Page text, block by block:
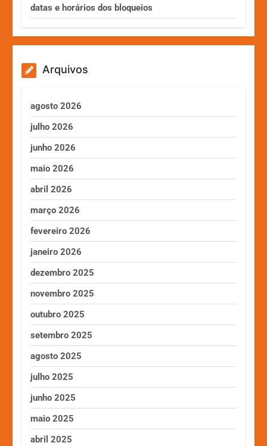
datas e horários dos bloqueios
Arquivos
agosto 2026
julho 2026
junho 2026
maio 2026
abril 2026
março 2026
fevereiro 2026
janeiro 2026
dezembro 2025
novembro 2025
outubro 2025
setembro 2025
agosto 2025
julho 2025
junho 2025
maio 2025
abril 2025